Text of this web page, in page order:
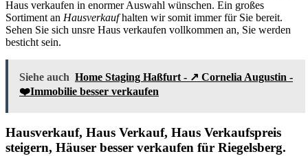
Haus verkaufen in enormer Auswahl wünschen. Ein großes
Sortiment an Hausverkaufhalten wir somit immer für Sie bereit.
Sehen Sie sich unsre Haus verkaufen vollkommen an, Sie werden
besticht sein.
Siehe auch Home Staging Haßfurt - ↗️ Cornelia Augustin -
❤️Immobilie besser verkaufen
Hausverkauf, Haus Verkauf, Haus Verkaufspreis
steigern, Häuser besser verkaufen für Riegelsberg.